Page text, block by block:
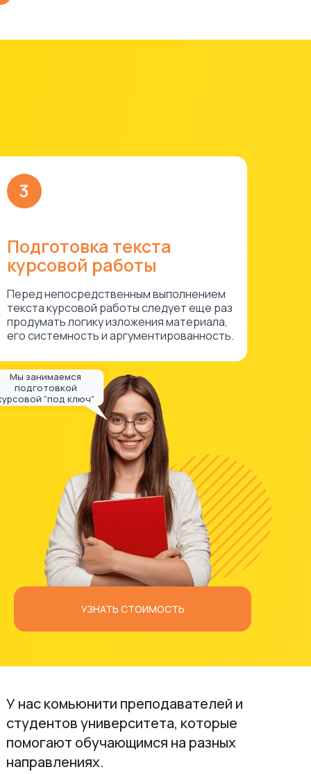
Перед непосредственным выполнением
текста курсовой работы следует еще раз
продумать логику изложения материала,
его системность и аргументированность.
Подготовка текста
курсовой работы
3
УЗНАТЬ СТОИМОСТЬ
Мы занимаемся
подготовкой
“под ключ”
У нас комьюнити преподавателей и
студентов университета, которые
помогают обучающимся на разных
направлениях.